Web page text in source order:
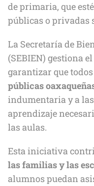
de primaria, que
públicas o privadas
La Secretaría de
(SEBIEN) gestiona
garantizar que todos
públicas
indumentaria y a
aprendizaje
las aulas.
Esta iniciativa
las familias y las
alumnos puedan